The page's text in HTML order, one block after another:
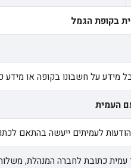
בקופת הגמל
מידע על חשבונו בקופה או
העמית
לעמיתים ייעשה בהתאם
כתובת לחברה המנהלת,